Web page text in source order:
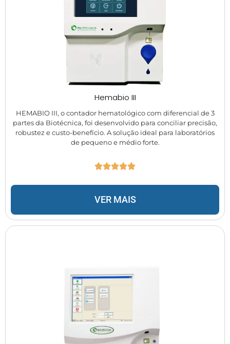
Hemabio III
HEMABIO III, o contador hematológico com diferencial de 3
partes da Biotécnica, foi desenvolvido para conciliar precisão,
robustez e custo-benefício. A solução ideal para laboratórios
de pequeno e médio forte.
VER MAIS